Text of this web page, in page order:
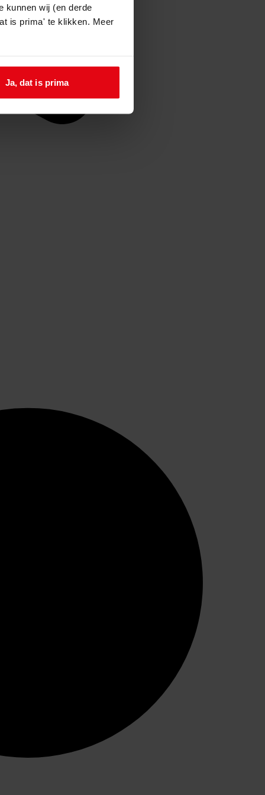
kunnen wij (en derde
is prima' te klikken. Meer
Ja, dat is prima